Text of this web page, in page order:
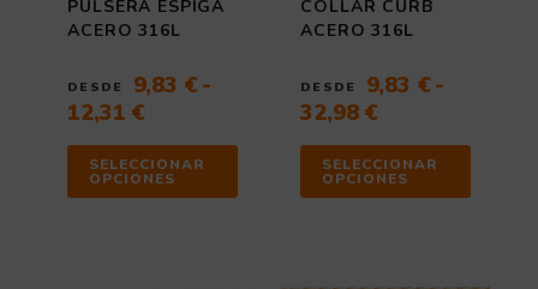
PULSERA ESPIGA
ACERO 316L
DESDE 9,83 € -
12,31 €
SELECCIONAR
OPCIONES
producto
COLLAR CURB
ACERO 316L
DESDE 9,83 € -
32,98 €
SELECCIONAR
OPCIONES